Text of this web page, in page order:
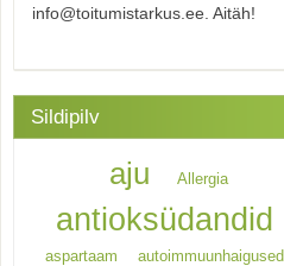
info@toitumistarkus.ee. Aitäh!
Sildipilv
aju Allergia
antioksüdandid
aspartaam autoimmuunhaigused